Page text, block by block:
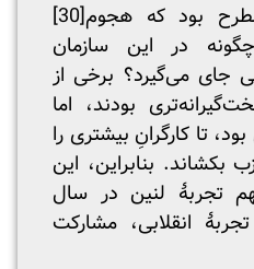
بود که هجوم[30]
چگونه در این سازمان
جای می‌گیرد؟ برخی از
بودند، اما
تا کارگرانِ بیشتری را
بکشاند. بنابراین، این‌
تجربۀ لنین در سال
تجربۀ انقلابی، مشارکت